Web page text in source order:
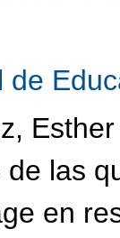
de
las
en